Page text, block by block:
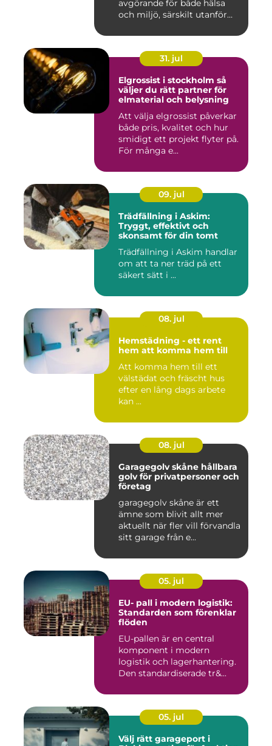
avgörande för både hälsa
och miljö, särskilt utanför
31. jul
Elgrossist i stockholm så
väljer du rätt partner för
elmaterial och belysning
Att välja elgrossist påverkar
både pris, kvalitet och hur
smidigt ett projekt flyter på.
För många e...
09. jul
Trädfällning i Askim:
Tryggt, effektivt och
skonsamt för din tomt
Trädfällning i Askim handlar
om att ta ner träd på ett
säkert sätt i ...
08. jul
Hemstädning - ett rent
hem att komma hem till
Att komma hem till ett
välstädat och fräscht hus
efter en lång dags arbete
kan ...
08. jul
Garagegolv skåne hållbara
golv för privatpersoner och
företag
garagegolv skåne är ett
ämne som blivit allt mer
aktuellt när fler vill förvandla
sitt garage från e...
05. jul
EU- pall i modern logistik:
Standarden som förenklar
flöden
EU-pallen är en central
komponent i modern
logistik och lagerhantering.
Den standardiserade tr&...
05. jul
Välj rätt garageport i